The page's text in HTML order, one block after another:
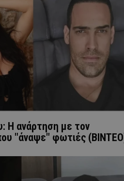
Η ανάρτηση με τον
"άναψε" φωτιές